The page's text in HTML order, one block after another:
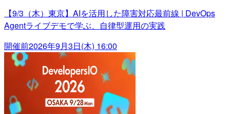
【9/3（木）東京】AIを活用した障害対応最前線 | DevOps
Agentライブデモで学ぶ、自律型運用の実践
開催前2026年9月3日(木) 16:00